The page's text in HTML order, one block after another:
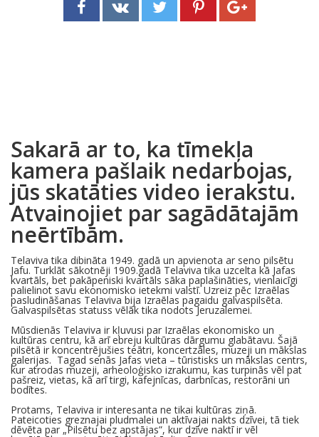
Sakarā ar to, ka tīmekļa
kamera pašlaik nedarbojas,
jūs skatāties video ierakstu.
Atvainojiet par sagādātajām
neērtībām.
Telaviva tika dibināta 1949. gadā un apvienota ar seno pilsētu
Jafu. Turklāt sākotnēji 1909.gadā Telaviva tika uzcelta kā Jafas
kvartāls, bet pakāpeniski kvartāls sāka paplašināties, vienlaicīgi
palielinot savu ekonomisko ietekmi valstī. Uzreiz pēc Izraēlas
pasludināšanas Telaviva bija Izraēlas pagaidu galvaspilsēta.
Galvaspilsētas statuss vēlāk tika nodots Jeruzalemei.
Mūsdienās Telaviva ir kļuvusi par Izraēlas ekonomisko un
kultūras centru, kā arī ebreju kultūras dārgumu glabātavu. Šajā
pilsētā ir koncentrējušies teātri, koncertzāles, muzeji un mākslas
galerijas. Tagad senās Jafas vieta – tūristisks un mākslas centrs,
kur atrodas muzeji, arheoloģisko izrakumu, kas turpinās vēl pat
pašreiz, vietas, kā arī tirgi, kafejnīcas, darbnīcas, restorāni un
bodītes.
Protams, Telaviva ir interesanta ne tikai kultūras ziņā.
Pateicoties greznajai pludmalei un aktīvajai nakts dzīvei, tā tiek
dēvēta par „Pilsētu bez apstājas”, kur dzīve naktī ir vēl